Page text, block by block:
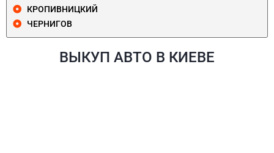
КРОПИВНИЦКИЙ
ЧЕРНИГОВ
ВЫКУП АВТО В КИЕВЕ